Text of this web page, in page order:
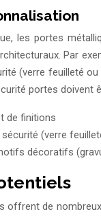
les portes
Par
(verre feuilleté
portes doivent
de finitions
(verre
décoratifs
offrent de